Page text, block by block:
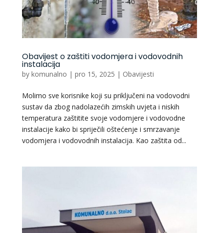
Obavijest o zaštiti vodomjera i vodovodnih
instalacija
by komunalno | pro 15, 2025 | Obavijesti
Molimo sve korisnike koji su priključeni na vodovodni
sustav da zbog nadolazećih zimskih uvjeta i niskih
temperatura zaštitite svoje vodomjere i vodovodne
instalacije kako bi spriječili oštećenje i smrzavanje
vodomjera i vodovodnih instalacija. Kao zaštita od...